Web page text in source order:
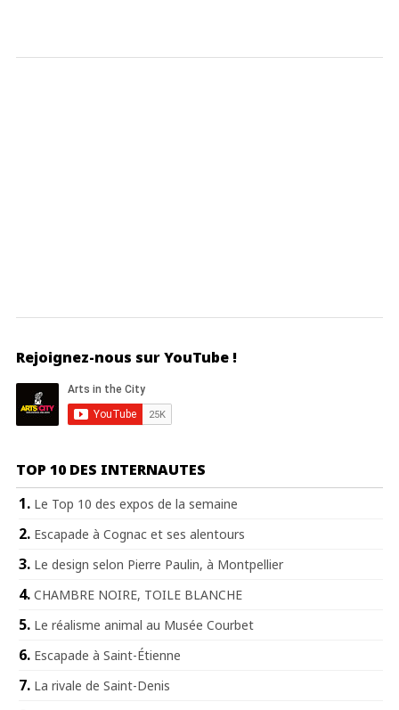
Rejoignez-nous sur YouTube !
TOP 10 DES INTERNAUTES
Le Top 10 des expos de la semaine
Escapade à Cognac et ses alentours
Le design selon Pierre Paulin, à Montpellier
CHAMBRE NOIRE, TOILE BLANCHE
Le réalisme animal au Musée Courbet
Escapade à Saint-Étienne
La rivale de Saint-Denis